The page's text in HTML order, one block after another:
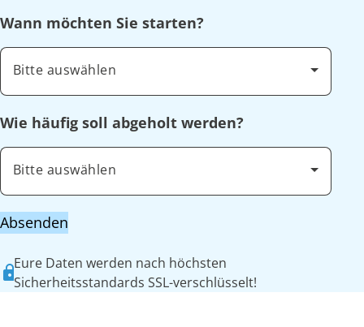
Wann möchten Sie starten?
Bitte auswählen
Wie häufig soll abgeholt werden?
Bitte auswählen
Absenden
Eure Daten werden nach höchsten
Sicherheitsstandards SSL-verschlüsselt!